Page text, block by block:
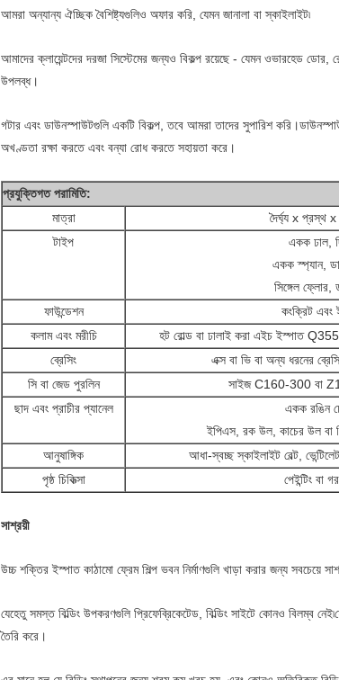
আমরা অন্যান্য ঐচ্ছিক বৈশিষ্ট্যগুলিও অফার করি, যেমন জানালা বা স্কাইলাইট৷
আমাদের ক্লায়েন্টদের দরজা সিস্টেমের জন্যও বিকল্প রয়েছে - যেমন ওভারহেড
উপলব্ধ।
গটার এবং ডাউনস্পাউটগুলি একটি বিকল্প, তবে আমরা তাদের সুপারিশ
অখণ্ডতা রক্ষা করতে এবং বন্যা রোধ করতে সহায়তা করে।
প্রযুক্তিগত পরামিতি:
মাত্রা
দৈর্ঘ্য x প্রস্থ
টাইপ
একক ঢাল,
একক স্প্যান,
সিঙ্গেল ফ্লোর,
ফাউন্ডেশন
কংক্রিট এবং
কলাম এবং মরীচি
হট রোল্ড বা ঢালাই করা এইচ ইস্পাত
ব্রেসিং
এক্স বা ভি বা অন্য ধরনের
সি বা জেড পুরলিন
সাইজ C160-300 বা
ছাদ এবং প্রাচীর প্যানেল
একক রঙিন
ইপিএস, রক উল, কাচের উল বা
আনুষাঙ্গিক
আধা-স্বচ্ছ স্কাইলাইট বেল্ট,
পৃষ্ঠ চিকিত্সা
পেইন্টিং
সাশ্রয়ী
উচ্চ শক্তির ইস্পাত কাঠামো ফ্রেম শিল্প ভবন নির্মাণগুলি খাড়া করার জন্য সবচেয়ে
যেহেতু সমস্ত বিল্ডিং উপকরণগুলি প্রিফেব্রিকেটেড, বিল্ডিং সাইটে কোনও বিলম্ব
তৈরি করে।